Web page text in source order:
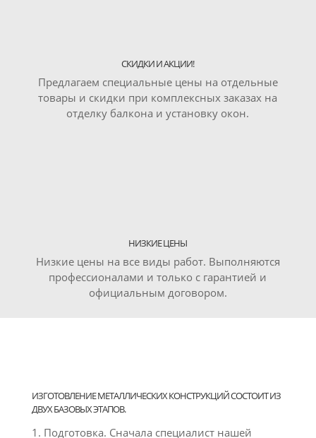
СКИДКИ И АКЦИИ!
Предлагаем специальные цены на отдельные
товары и скидки при комплексных заказах на
отделку балкона и установку окон.
НИЗКИЕ ЦЕНЫ
Низкие цены на все виды работ. Выполняются
профессионалами и только с гарантией и
официальным договором.
ИЗГОТОВЛЕНИЕ МЕТАЛЛИЧЕСКИХ КОНСТРУКЦИЙ СОСТОИТ ИЗ
ДВУХ БАЗОВЫХ ЭТАПОВ.
Подготовка. Сначала специалист нашей